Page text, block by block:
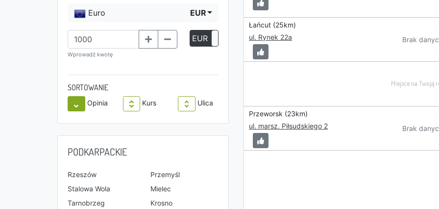
Euro EUR
Wprowadź kwotę
EUR
SORTOWANIE
Opinia Kurs Ulica
PODKARPACKIE
Rzeszów
Przemyśl
Stalowa Wola
Mielec
Tarnobrzeg
Krosno
Łańcut (25km)
ul. Rynek 22a
Brak
Przeworsk (23km)
ul. marsz. Piłsudskiego 2
Brak